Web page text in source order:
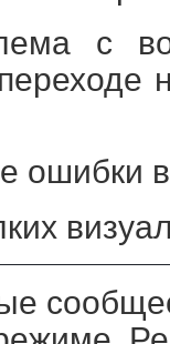
с
ошибки